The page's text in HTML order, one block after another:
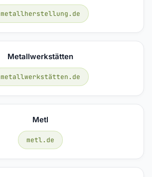
metallherstellung.de
Metallwerkstätten
metallwerkstätten.de
Metl
metl.de